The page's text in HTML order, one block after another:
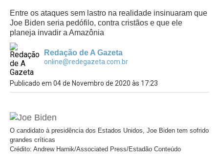
Entre os ataques sem lastro na realidade insinuaram que
Joe Biden seria pedófilo, contra cristãos e que ele
planeja invadir a Amazônia
Redação de A Gazeta
online@redegazeta.com.br
Publicado em 04 de Novembro de 2020 às 17:23
O candidato à presidência dos Estados Unidos, Joe Biden tem sofrido
grandes críticas
Crédito: Andrew Harnik/Associated Press/Estadão Conteúdo